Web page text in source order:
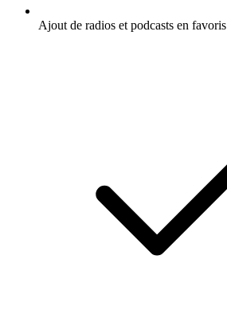
Ajout de radios et podcasts en favoris